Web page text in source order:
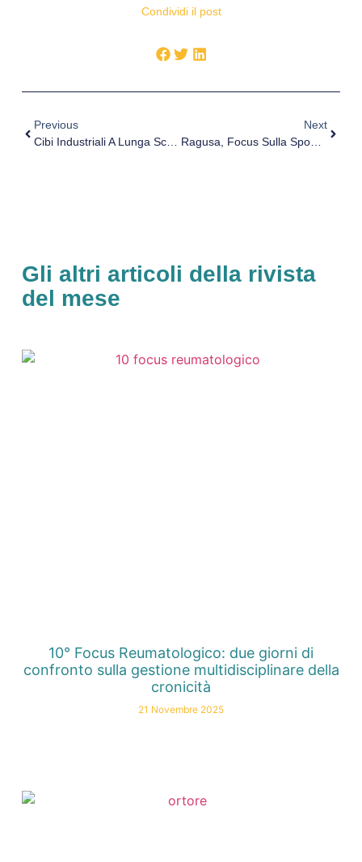
Condividi il post
Previous
Cibi Industriali A Lunga Scadenza Aumentano Rischio Diabete
Next
Ragusa, Focus Sulla Spondilolistesi Lombare. Intervista Al Dott. Fazio
Gli altri articoli della rivista
del mese
10° Focus Reumatologico: due giorni di
confronto sulla gestione multidisciplinare della
cronicità
21 Novembre 2025